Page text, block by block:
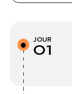
JOUR
01